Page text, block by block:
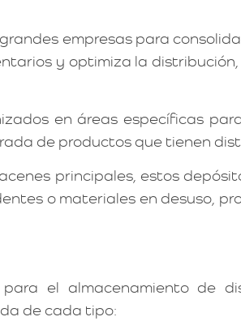
empresas para
y optimiza la
en áreas específicas
de productos que tienen
principales, estos
o materiales en desuso,
el almacenamiento de
de cada tipo: